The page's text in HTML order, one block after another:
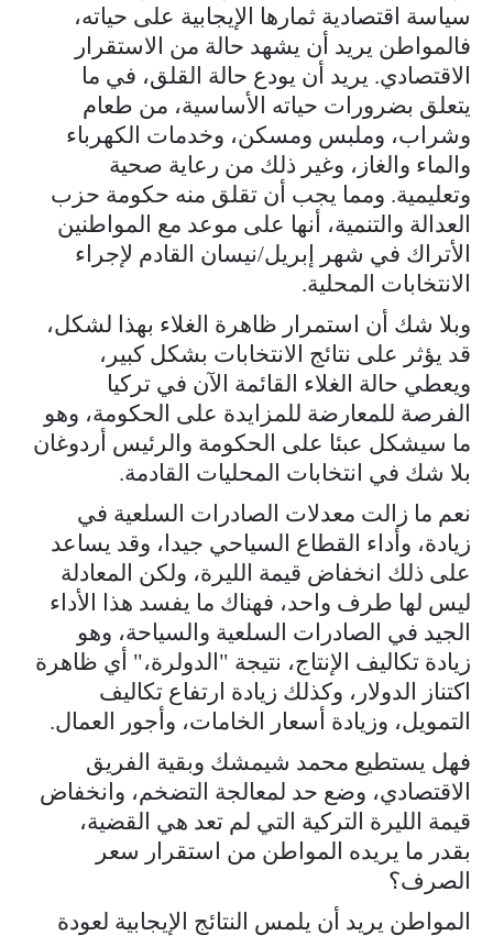
سياسة اقتصادية ثمارها الإيجابية على حياته،
فالمواطن يريد أن يشهد حالة من الاستقرار
الاقتصادي. يريد أن يودع حالة القلق، في ما
يتعلق بضرورات حياته الأساسية، من طعام
وشراب، وملبس ومسكن، وخدمات الكهرباء
والماء والغاز، وغير ذلك من رعاية صحية
وتعليمية. ومما يجب أن تقلق منه حكومة حزب
العدالة والتنمية، أنها على موعد مع المواطنين
الأتراك في شهر إبريل/نيسان القادم لإجراء
الانتخابات المحلية.
وبلا شك أن استمرار ظاهرة الغلاء بهذا لشكل،
قد يؤثر على نتائج الانتخابات بشكل كبير،
ويعطي حالة الغلاء القائمة الآن في تركيا
الفرصة للمعارضة للمزايدة على الحكومة، وهو
ما سيشكل عبئا على الحكومة والرئيس أردوغان
بلا شك في انتخابات المحليات القادمة.
نعم ما زالت معدلات الصادرات السلعية في
زيادة، وأداء القطاع السياحي جيدا، وقد يساعد
على ذلك انخفاض قيمة الليرة، ولكن المعادلة
ليس لها طرف واحد، فهناك ما يفسد هذا الأداء
الجيد في الصادرات السلعية والسياحة، وهو
زيادة تكاليف الإنتاج، نتيجة "الدولرة،" أي ظاهرة
اكتناز الدولار، وكذلك زيادة ارتفاع تكاليف
التمويل، وزيادة أسعار الخامات، وأجور العمال.
فهل يستطيع محمد شيمشك وبقية الفريق
الاقتصادي، وضع حد لمعالجة التضخم، وانخفاض
قيمة الليرة التركية التي لم تعد هي القضية،
بقدر ما يريده المواطن من استقرار سعر
الصرف؟
المواطن يريد أن يلمس النتائج الإيجابية لعودة